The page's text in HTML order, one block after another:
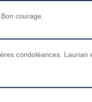
courage.
condoléances. Laurian